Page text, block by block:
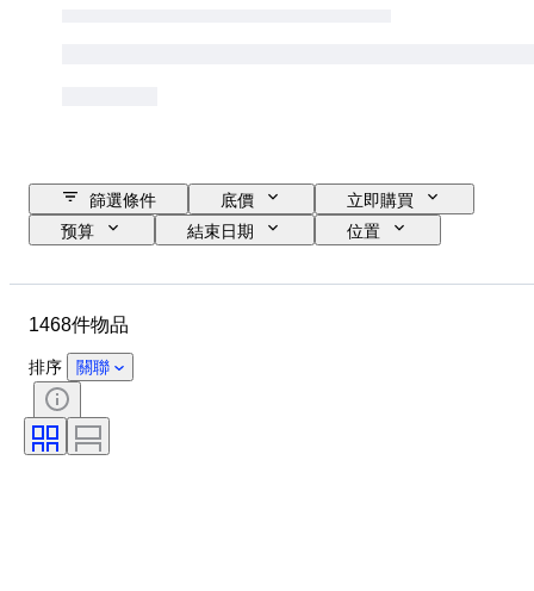
篩選條件 底價
立即購買
预算
結束日期
位置
狀態
時代
型號
1468件物品
排序 關聯